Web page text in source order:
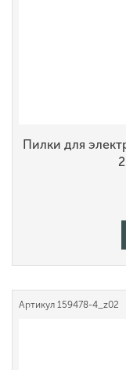
Пилки для
Артикул 159478-4_z02